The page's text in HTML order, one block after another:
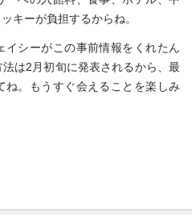
キーが負担するからね。
イシーがこの事前情報をくれたん
は2月初旬に発表されるから、最
ね。もうすぐ会えることを楽しみ